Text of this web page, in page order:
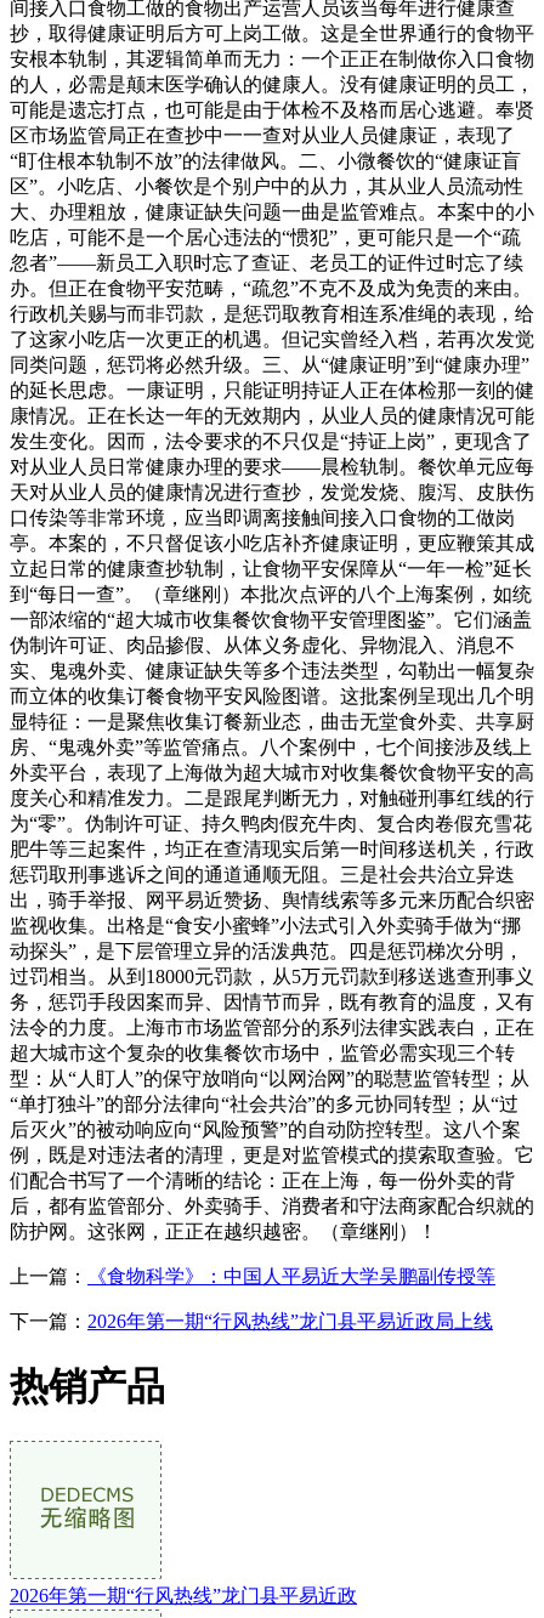
上一篇： 《食物科学》：中国人平易近大学吴鹏副传授等
下一篇： 2026年第一期“行风热线”龙门县平易近政局上线
热销产品
2026年第一期“行风热线”龙门县平易近政